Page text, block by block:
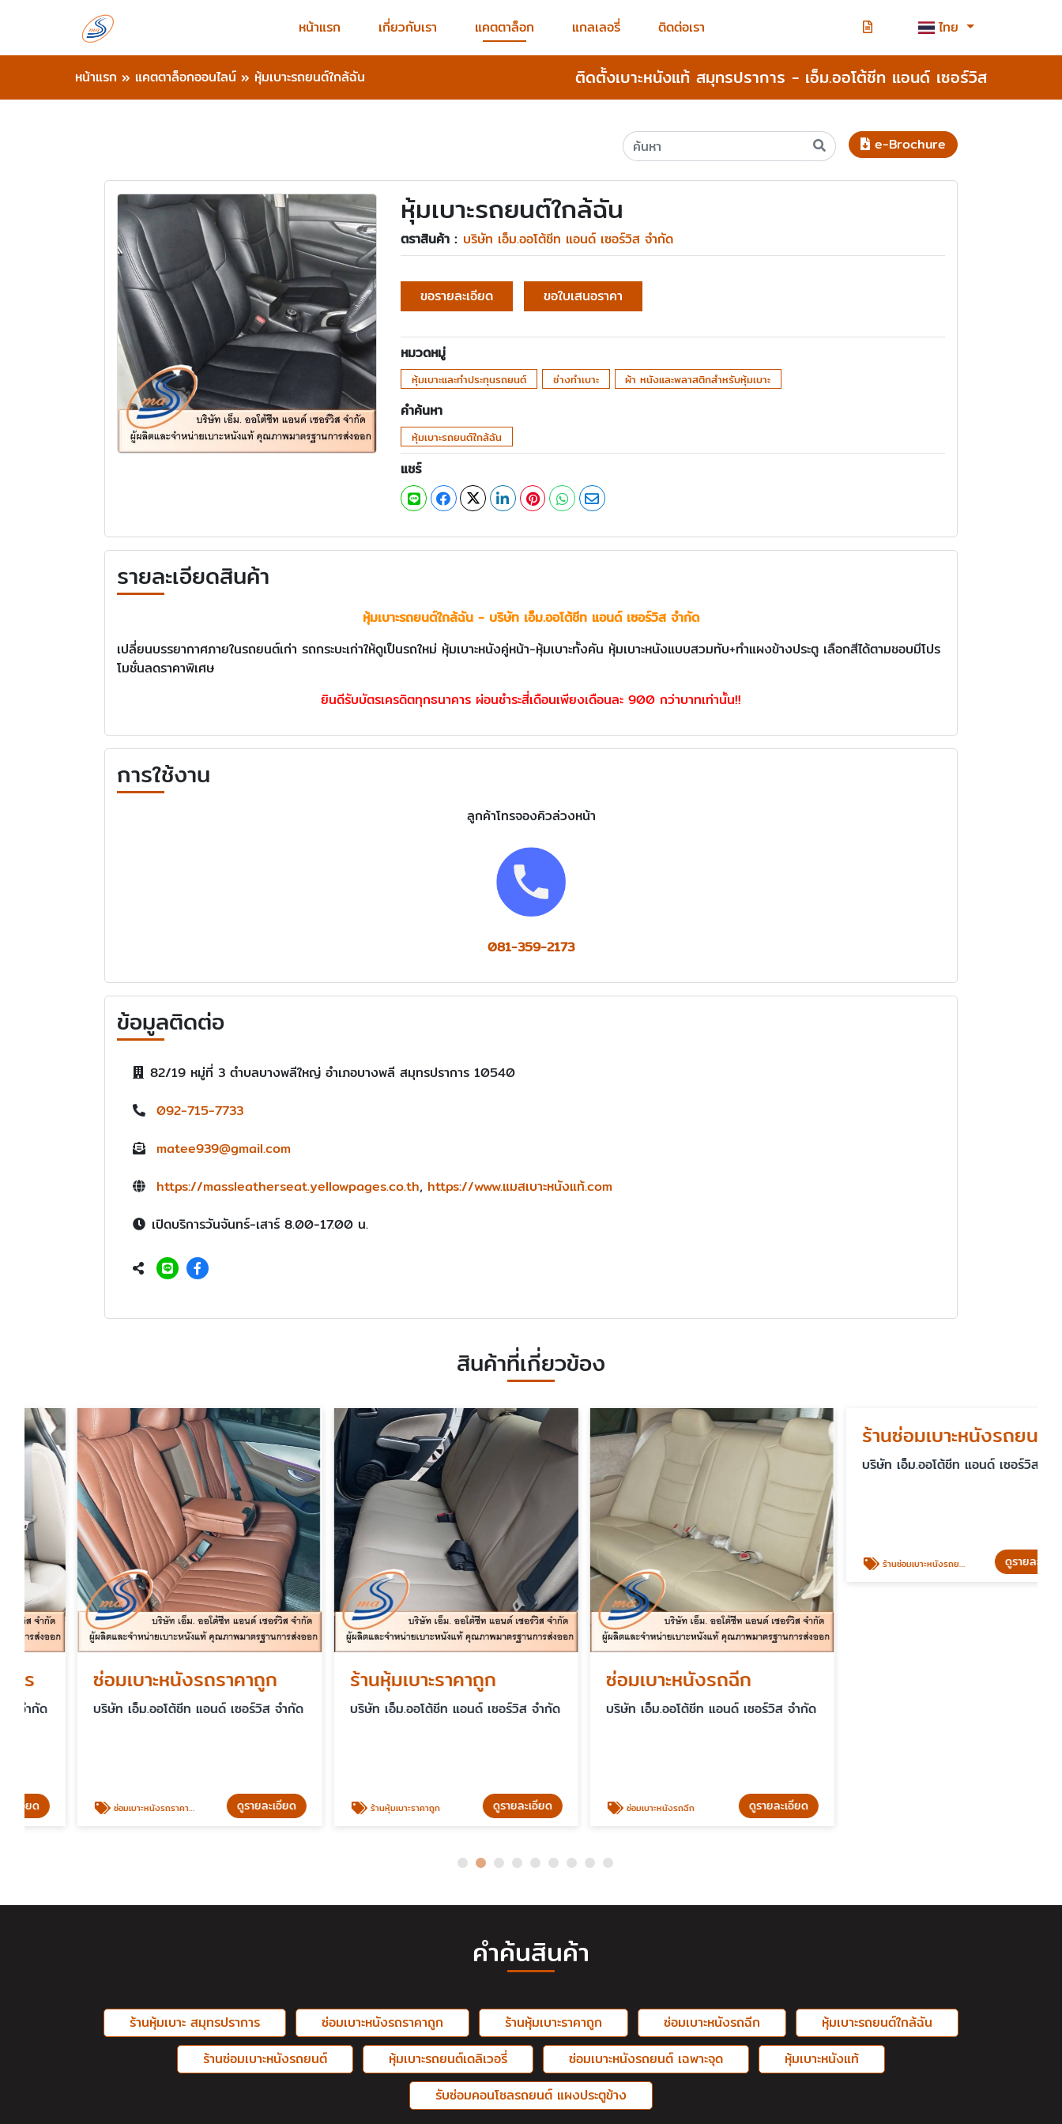
หน้าแรก เกี่ยวกับเรา แคตตาล็อก แกลเลอรี่ ติดต่อเรา ไทย
หน้าแรก » แคตตาล็อกออนไลน์ » หุ้มเบาะรถยนต์ใกล้ฉัน ติดตั้งเบาะหนังแท้ สมุทรปราการ - เอ็ม.ออโต้ชีท แอนด์ เซอร์วิส
e-Brochure
หุ้มเบาะรถยนต์ใกล้ฉัน
ตราสินค้า : บริษัท เอ็ม.ออโต้ชีท แอนด์ เซอร์วิส จำกัด
ขอรายละเอียด ขอใบเสนอราคา
หมวดหมู่
หุ้มเบาะและทำประทุนรถยนต์ ช่างทำเบาะ ผ้า หนังและพลาสติกสำหรับหุ้มเบาะ
คำค้นหา
หุ้มเบาะรถยนต์ใกล้ฉัน
แชร์
รายละเอียดสินค้า
หุ้มเบาะรถยนต์ใกล้ฉัน - บริษัท เอ็ม.ออโต้ชีท แอนด์ เซอร์วิส จำกัด
เปลี่ยนบรรยากาศภายในรถยนต์เก่า รถกระบะเก่าให้ดูเป็นรถใหม่ หุ้มเบาะหนังคู่หน้า-หุ้มเบาะทั้งคัน หุ้มเบาะหนังแบบสวมทับ+ทำแผงข้างประตู เลือกสีได้ตามชอบมีโปร
โมชั่นลดราคาพิเศษ
ยินดีรับบัตรเครดิตทุกธนาคาร ผ่อนชำระสี่เดือนเพียงเดือนละ 900 กว่าบาทเท่านั้น!!
การใช้งาน
​ลูกค้าโทรจองคิวล่วงหน้า
081-359-2173
ข้อมูลติดต่อ
82/19 หมู่ที่ 3 ตำบลบางพลีใหญ่ อำเภอบางพลี สมุทรปราการ 10540
092-715-7733
matee939@gmail.com
https://massleatherseat.yellowpages.co.th, https://www.แมสเบาะหนังแท้.com
เปิดบริการวันจันทร์-เสาร์ 8.00-17.00 น.
สินค้าที่เกี่ยวข้อง
ซ่อมเบาะหนังรถราคาถูก
บริษัท เอ็ม.ออโต้ชีท แอนด์ เซอร์วิส จำกัด
ซ่อมเบาะหนังรถราคาถูก ดูรายละเอียด
ร้านหุ้มเบาะราคาถูก
บริษัท เอ็ม.ออโต้ชีท แอนด์ เซอร์วิส จำกัด
ร้านหุ้มเบาะราคาถูก ดูรายละเอียด
ซ่อมเบาะหนังรถฉีก
บริษัท เอ็ม.ออโต้ชีท แอนด์ เซอร์วิส จำกัด
ซ่อมเบาะหนังรถฉีก ดูรายละเอียด
ร้านซ่อมเบาะหนังรถยนต์
บริษัท เอ็ม.ออโต้ชีท แอนด์ เซอร์วิส จำกัด
ร้านซ่อมเบาะหนังรถยนต์ ดูรายละเอียด
คำค้นสินค้า
ร้านหุ้มเบาะ สมุทรปราการ ซ่อมเบาะหนังรถราคาถูก ร้านหุ้มเบาะราคาถูก ซ่อมเบาะหนังรถฉีก
หุ้มเบาะรถยนต์ใกล้ฉัน
ร้านซ่อมเบาะหนังรถยนต์
หุ้มเบาะรถยนต์เดลิเวอรี่ ซ่อมเบาะหนังรถยนต์ เฉพาะจุด
หุ้มเบาะหนังแท้
รับซ่อมคอนโซลรถยนต์ แผงประตูข้าง